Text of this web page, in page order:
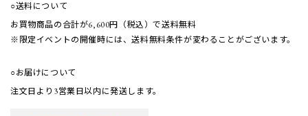
○送料について
お買物商品の合計が6,600円（税込）で送料無料
※限定イベントの開催時には、送料無料条件が変わることがございます。
○お届けについて
注文日より3営業日以内に発送します。